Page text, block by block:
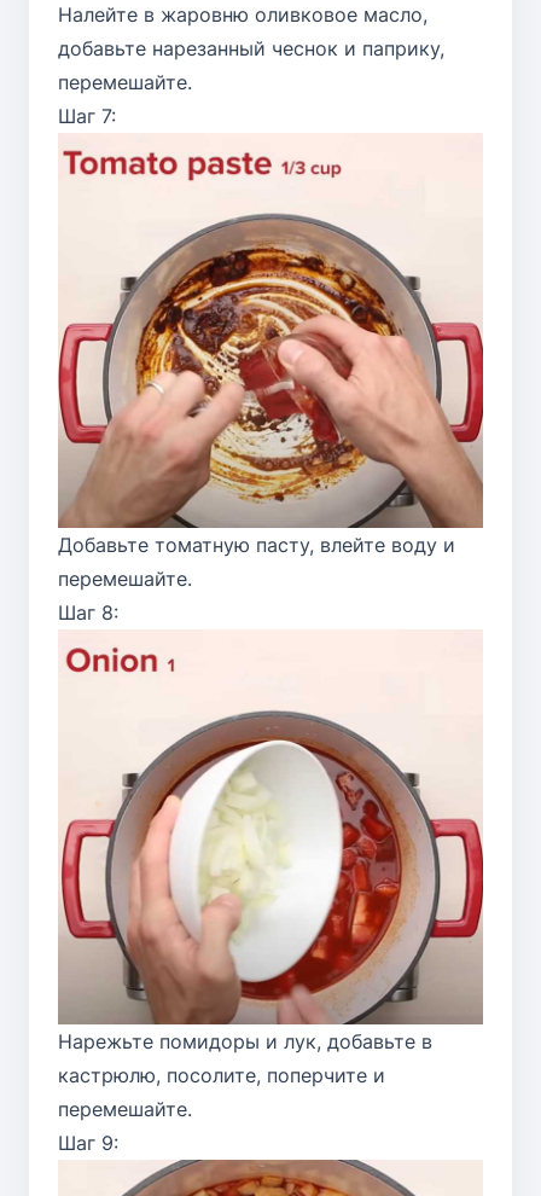
Налейте в жаровню оливковое масло,
добавьте нарезанный чеснок и паприку,
перемешайте.
Шаг 7:
Добавьте томатную пасту, влейте воду и
перемешайте.
Шаг 8:
Нарежьте помидоры и лук, добавьте в
кастрюлю, посолите, поперчите и
перемешайте.
Шаг 9: